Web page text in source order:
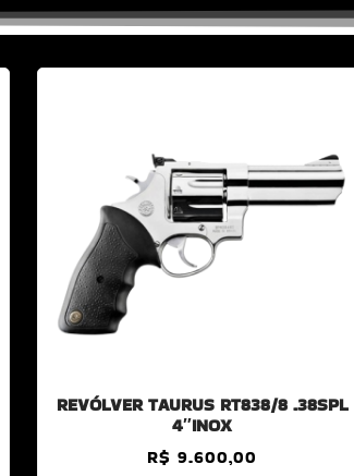
REVÓLVER TAURUS RT838/8 .38SPL
4″INOX
R$ 9.600,00